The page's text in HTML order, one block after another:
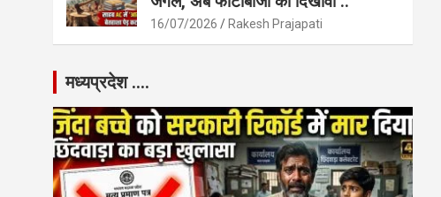
16/07/2026 Rakesh Prajapati
मध्यप्रदेश ….